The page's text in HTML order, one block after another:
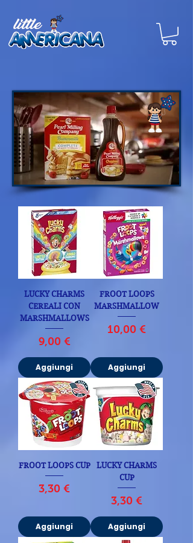
LUCKY CHARMS
CEREALI CON
MARSHMALLOWS
Prezzo
9,00 €
Aggiungi
FROOT LOOPS
MARSHMALLOW
Prezzo
10,00 €
Aggiungi
FROOT LOOPS CUP
Prezzo
3,30 €
Aggiungi
LUCKY CHARMS
CUP
Prezzo
3,30 €
Aggiungi